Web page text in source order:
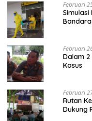
Februari
Simulasi
Februari
Dalam 2
Kasus
Februari
Rutan
Dukung